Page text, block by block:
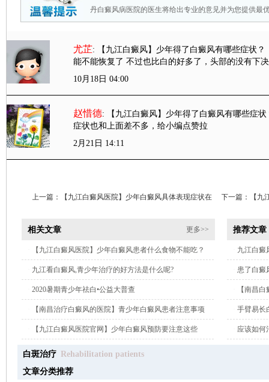
丹白癜风病医院的医生将给出专业的意见并为您提供最
尤芷: 【九江白癜风】少年得了白癜风有哪些症状？
能不能恢复了 不过也比白的好多了，头部的没有下
10月18日 04:00
赵惜德: 【九江白癜风】少年得了白癜风有哪些症状
症状也和上面差不多，给小编点赞拉
2月21日 14:11
上一篇： 【九江白癜风医院】少年白癜风具体表现症状在 下一篇： 【
相关文章 更多>>
【九江白癜风医院】少年白癜风患者什么食物不能吃？
九江看白癜风,青少年治疗的好方法是什么呢?
2020暑期青少年祛白•公益大普查
【南昌治疗白癜风的医院】青少年白癜风患者注意事项
【九江白癜风医院官网】少年白癜风预防要注意这些
推荐文章
九江白癜
患了白癜
【南昌
手臂易长
应该如何
白斑治疗
Rehabilitation patients
文章分类推荐